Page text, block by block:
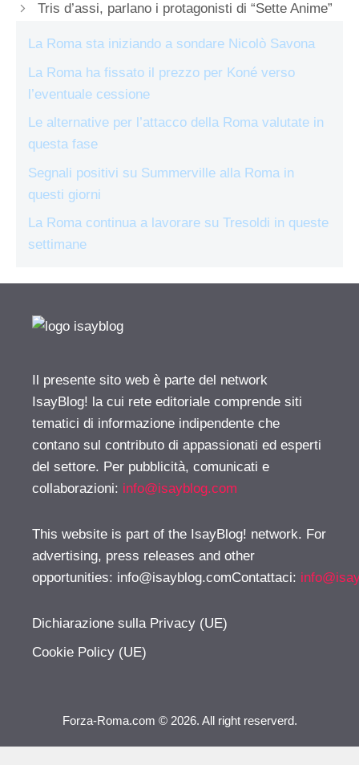
Tris d’assi, parlano i protagonisti di “Sette Anime”
La Roma sta iniziando a sondare Nicolò Savona
La Roma ha fissato il prezzo per Koné verso
l’eventuale cessione
Le alternative per l’attacco della Roma valutate in
questa fase
Segnali positivi su Summerville alla Roma in
questi giorni
La Roma continua a lavorare su Tresoldi in queste
settimane
Il presente sito web è parte del network
IsayBlog! la cui rete editoriale comprende siti
tematici di informazione indipendente che
contano sul contributo di appassionati ed esperti
del settore. Per pubblicità, comunicati e
collaborazioni: info@isayblog.com
This website is part of the IsayBlog! network. For
advertising, press releases and other
opportunities: info@isayblog.comContattaci:
Dichiarazione sulla Privacy (UE)
Cookie Policy (UE)
Forza-Roma.com © 2026. All right reserverd.